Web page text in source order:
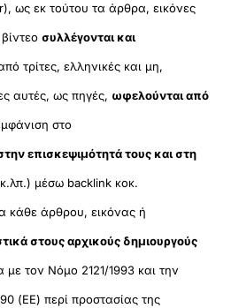
ως εκ τούτου τα άρθρα, εικόνες
συλλέγονται και
τρίτες, ελληνικές και μη,
αυτές, ως πηγές, ωφελούνται από
στο
επισκεψιμότητά τους και στη
μέσω backlink κοκ.
κάθε άρθρου, εικόνας ή
στους αρχικούς δημιουργούς
τον Νόμο 2121/1993 και την
(ΕΕ) περί προστασίας της